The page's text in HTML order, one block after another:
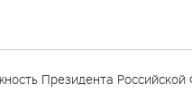
Президента